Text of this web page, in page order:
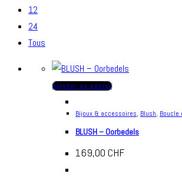
12
24
Tous
Ajouter au panier
Bijoux & accessoires, Blush, Boucle
BLUSH – Oorbedels
169,00 CHF